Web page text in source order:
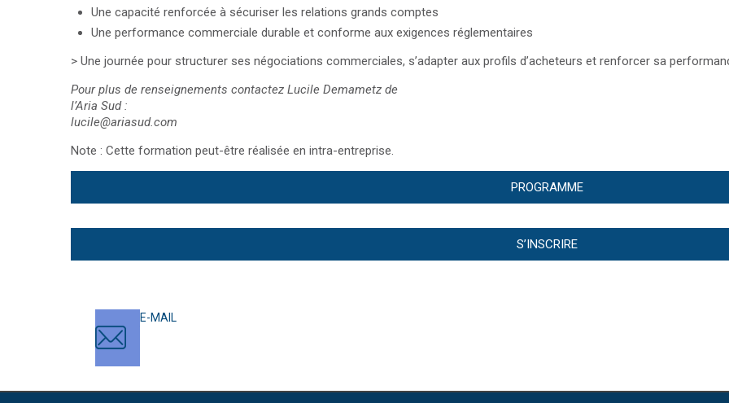
Une capacité renforcée à sécuriser les relations grands comptes
Une performance commerciale durable et conforme aux exigences réglementaires
> Une journée pour structurer ses négociations commerciales, s’adapter aux profils d’acheteurs et renforcer sa
Pour plus de renseignements contactez Lucile Demametz de
l’Aria Sud :
lucile@ariasud.com
Note : Cette formation peut-être réalisée en intra-entreprise.
PROGRAMME
S’INSCRIRE
E-MAIL